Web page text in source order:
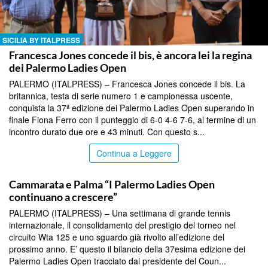
SICILIA BY ITALPRESS
Francesca Jones concede il bis, è ancora lei la regina
dei Palermo Ladies Open
PALERMO (ITALPRESS) – Francesca Jones concede il bis. La
britannica, testa di serie numero 1 e campionessa uscente,
conquista la 37ª edizione dei Palermo Ladies Open superando in
finale Fiona Ferro con il punteggio di 6-0 4-6 7-6, al termine di un
incontro durato due ore e 43 minuti. Con questo s...
Continua a Leggere
Cammarata e Palma “I Palermo Ladies Open
continuano a crescere”
PALERMO (ITALPRESS) – Una settimana di grande tennis
internazionale, il consolidamento del prestigio del torneo nel
circuito Wta 125 e uno sguardo già rivolto all’edizione del
prossimo anno. E’ questo il bilancio della 37esima edizione dei
Palermo Ladies Open tracciato dal presidente del Coun...